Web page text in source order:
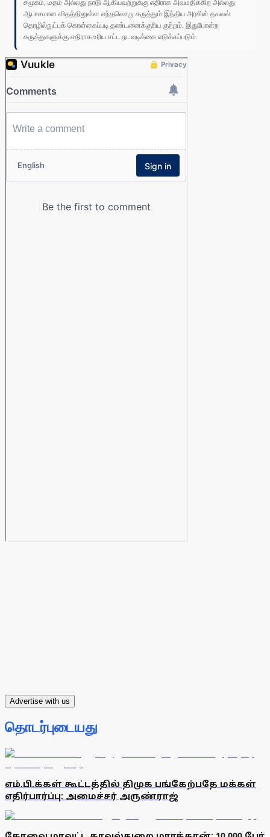
சமூகம், மதம் அல்லது நாடு ஆகியவற்றுக்கு எதிராக அவமதிக்கிற அல்லது
ஆபாசமான விதத்திலுள்ள எந்தவொரு கருத்தும் இந்திய அரசின் தகவல்
தொழில்நுட்பக் கொள்கைப்படி தண்டனைக்குரிய குற்றம். இதுபோன்ற
கருத்துகளுக்கு எதிராக உரிய சட்ட நடவடிக்கை எடுக்கப்படும்.
Advertise with us
தொடர்புடையது
எம்.பி.க்கள் கூட்டத்தில் திமுக பங்கேற்பதே மக்கள்
எதிர்பார்ப்பு: அமைச்சர் அருண்ராஜ்